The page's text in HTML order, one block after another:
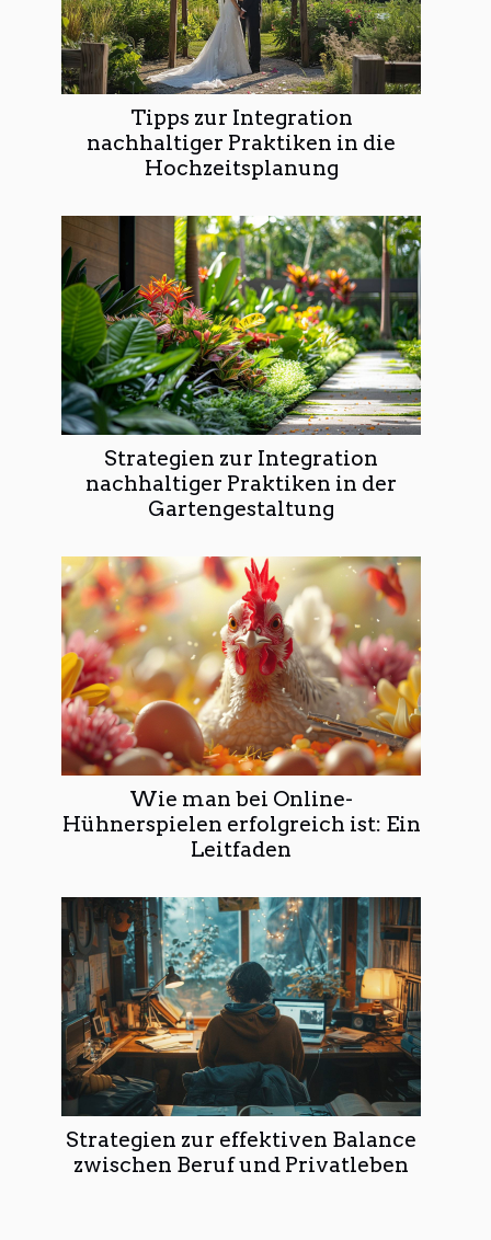
Tipps zur Integration
nachhaltiger Praktiken in die
Hochzeitsplanung
Strategien zur Integration
nachhaltiger Praktiken in der
Gartengestaltung
Wie man bei Online-
Hühnerspielen erfolgreich ist: Ein
Leitfaden
Strategien zur effektiven Balance
zwischen Beruf und Privatleben